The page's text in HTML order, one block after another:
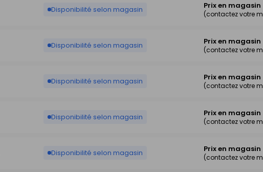
Disponibilité selon magasin Prix en magasin
(contactez votre
Disponibilité selon magasin Prix en magasin
(contactez votre
Disponibilité selon magasin Prix en magasin
(contactez votre
Disponibilité selon magasin Prix en magasin
(contactez votre
Disponibilité selon magasin Prix en magasin
(contactez votre